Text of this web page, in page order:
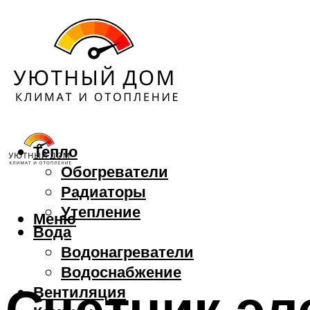
Тепло
Обогреватели
Радиаторы
Утепление
Вода
Водонагреватели
Водоснабжение
Вентиляция
Меню